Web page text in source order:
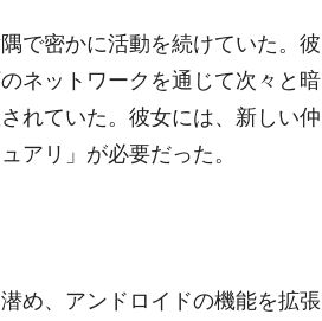
で密かに活動を続けていた。彼
ネットワークを通じて次々と暗
れていた。彼女には、新しい仲
アリ」が必要だった。
め、アンドロイドの機能を拡張